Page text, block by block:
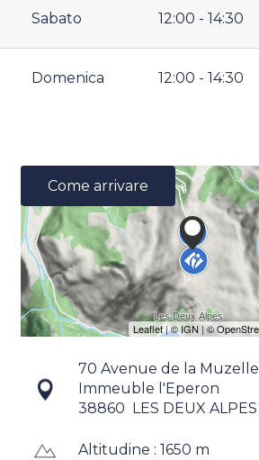
Sabato 12:00 - 14:30
Domenica 12:00 - 14:30
Come arrivare
70 Avenue de la Muzelle
Immeuble l'Eperon
38860
LES DEUX ALPES
Altitudine : 1650 m